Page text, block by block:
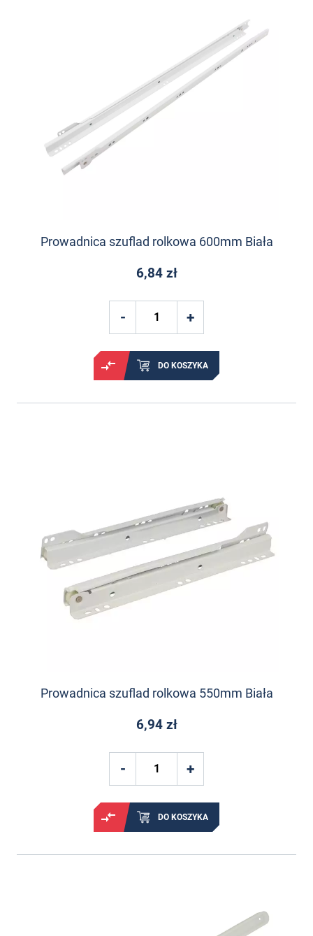
Prowadnica szuflad rolkowa 600mm Biała
6,84 zł
DO KOSZYKA
Prowadnica szuflad rolkowa 550mm Biała
6,94 zł
DO KOSZYKA